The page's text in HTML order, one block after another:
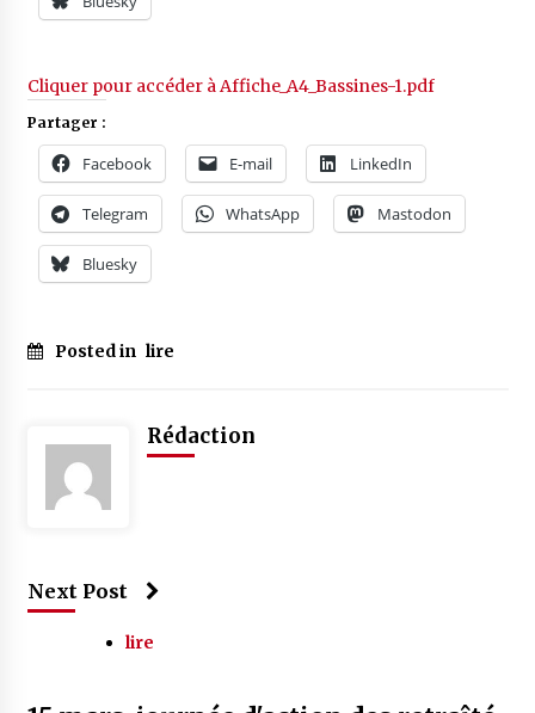
Cliquer pour accéder à Affiche_A4_Bassines-1.pdf
Partager :
Facebook E-mail LinkedIn
Telegram WhatsApp Mastodon
Bluesky
Posted in lire
Rédaction
Next Post
lire